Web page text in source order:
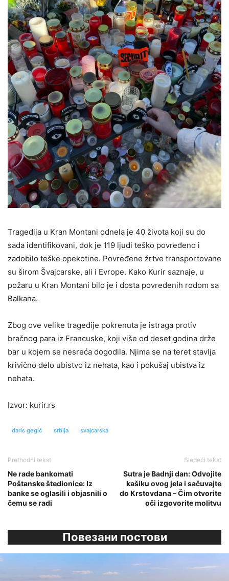
Tragedija u Kran Montani odnela je 40 života koji su do
sada identifikovani, dok je 119 ljudi teško povređeno i
zadobilo teške opekotine. Povređene žrtve transportovane
su širom Švajcarske, ali i Evrope. Kako Kurir saznaje, u
požaru u Kran Montani bilo je i dosta povređenih rodom sa
Balkana.
Zbog ove velike tragedije pokrenuta je istraga protiv
bračnog para iz Francuske, koji više od deset godina drže
bar u kojem se nesreća dogodila. Njima se na teret stavlja
krivično delo ubistvo iz nehata, kao i pokušaj ubistva iz
nehata.
Izvor: kurir.rs
daris gegić srbija svajcarska
Prethodni tekst
Ne rade bankomati
Poštanske štedionice: Iz
banke se oglasili i objasnili o
čemu se radi
Sledeći tekst
Sutra je Badnji dan: Odvojite
kašiku ovog jela i sačuvajte
do Krstovdana – Čim otvorite
oči izgovorite molitvu
Повезани постови